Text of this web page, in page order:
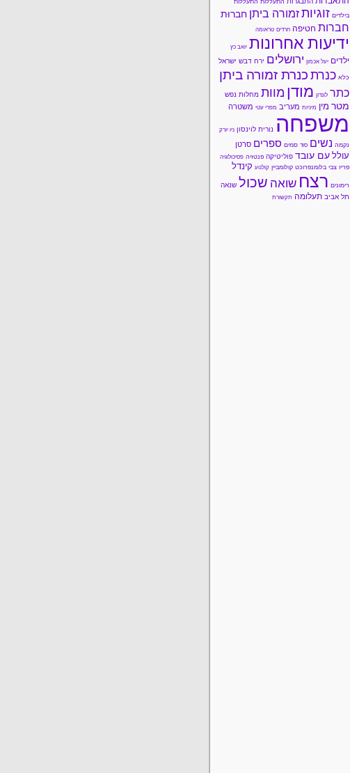
התעללות התעללות
בילדים זוגיותזמורה ביתן חברוּת
חברות חטיפה חרדים טראומה
ידיעות אחרונות יואב כץ
ילדים יעל אכמון ירושלים ירח דבש ישראל
כלא כנרת כנרת זמורה ביתן
כתר לונדון מודן מוות מחלות נפש
מטר מין מיניות מעריב מפרי עטי משטרה
משפחה נורית לוינסון ניו יורק
נקמה נשים סוד סמים ספרים סרטן
עולל עם עובד פוליטיקה פנטזיה פסיכולוגיה
פריז צבי בלומנפרוכט קולומביין קולנוע קינדל
רימונים רצח שואה שכול שנאה
תל אביב תעלומה תקשורת